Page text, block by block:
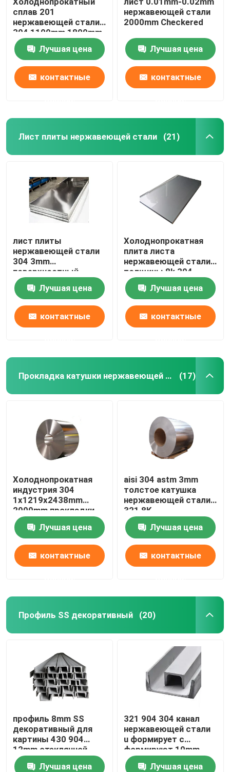
Прокладка легированной стали
Адвокатура легированной стали
Трубка легированной стали
Алюминиевый лист плиты
Алюминиевая Адвокатура
сплав 201
нержавеющей стали
304 1100mm 1800mm
Лучшая цена
контактные
нержавеющей стали
2000mm Checkered
Лучшая цена
контактные
Лист плиты нержавеющей стали (21)
лист плиты
нержавеющей стали
304 3mm
поверхностный
финиш 1500 Mm
Лучшая цена
контактные
Холоднопрокатная
плита листа
нержавеющей стали
толщины 8k 304
1.5mm
Лучшая цена
контактные
Прокладка катушки нержавеющей стали (17)
Холоднопрокатная
индустрия 304
1x1219x2438mm
2000mm прокладки
катушки
нержавеющей стали
ГЕКТОЛИТРА
Лучшая цена
контактные
aisi 304 astm 3mm
толстое катушка
нержавеющей стали
321 8K
Лучшая цена
контактные
Профиль SS декоративный (20)
профиль 8mm SS
декоративный для
картины 430 904
12mm стеклянной
взрывая
Лучшая цена
321 904 304 канал
нержавеющей стали
u формирует c
формируют 10mm
20mm
Лучшая цена